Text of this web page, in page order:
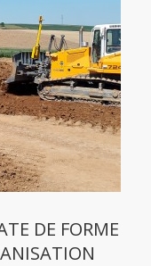
DE FORME